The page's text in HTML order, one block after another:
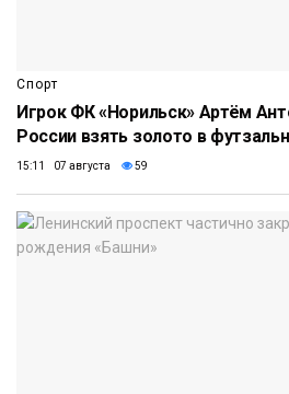
Спорт
Игрок ФК «Норильск» Артём
России взять золото в
15:11 07 августа 59